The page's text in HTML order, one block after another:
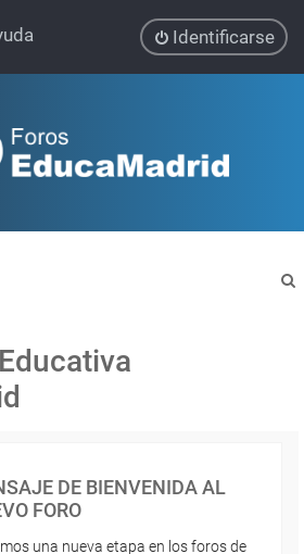
Identificarse
DE BIENVENIDA AL
FORO
una nueva etapa en los foros de